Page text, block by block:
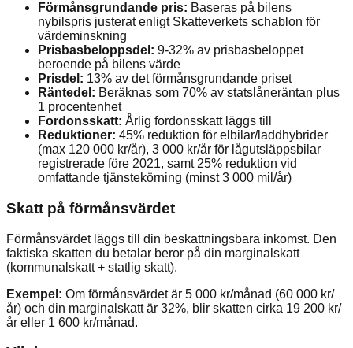
Förmånsgrundande pris: Baseras på bilens
nybilspris justerat enligt Skatteverkets schablon för
värdeminskning
Prisbasbeloppsdel: 9-32% av prisbasbeloppet
beroende på bilens värde
Prisdel: 13% av det förmånsgrundande priset
Räntedel: Beräknas som 70% av statslåneräntan plus
1 procentenhet
Fordonsskatt: Årlig fordonsskatt läggs till
Reduktioner: 45% reduktion för elbilar/laddhybrider
(max 120 000 kr/år), 3 000 kr/år för lågutsläppsbilar
registrerade före 2021, samt 25% reduktion vid
omfattande tjänstekörning (minst 3 000 mil/år)
Skatt på förmånsvärdet
Förmånsvärdet läggs till din beskattningsbara inkomst. Den
faktiska skatten du betalar beror på din marginalskatt
(kommunalskatt + statlig skatt).
Exempel: Om förmånsvärdet är 5 000 kr/månad (60 000 kr/
år) och din marginalskatt är 32%, blir skatten cirka 19 200 kr/
år eller 1 600 kr/månad.